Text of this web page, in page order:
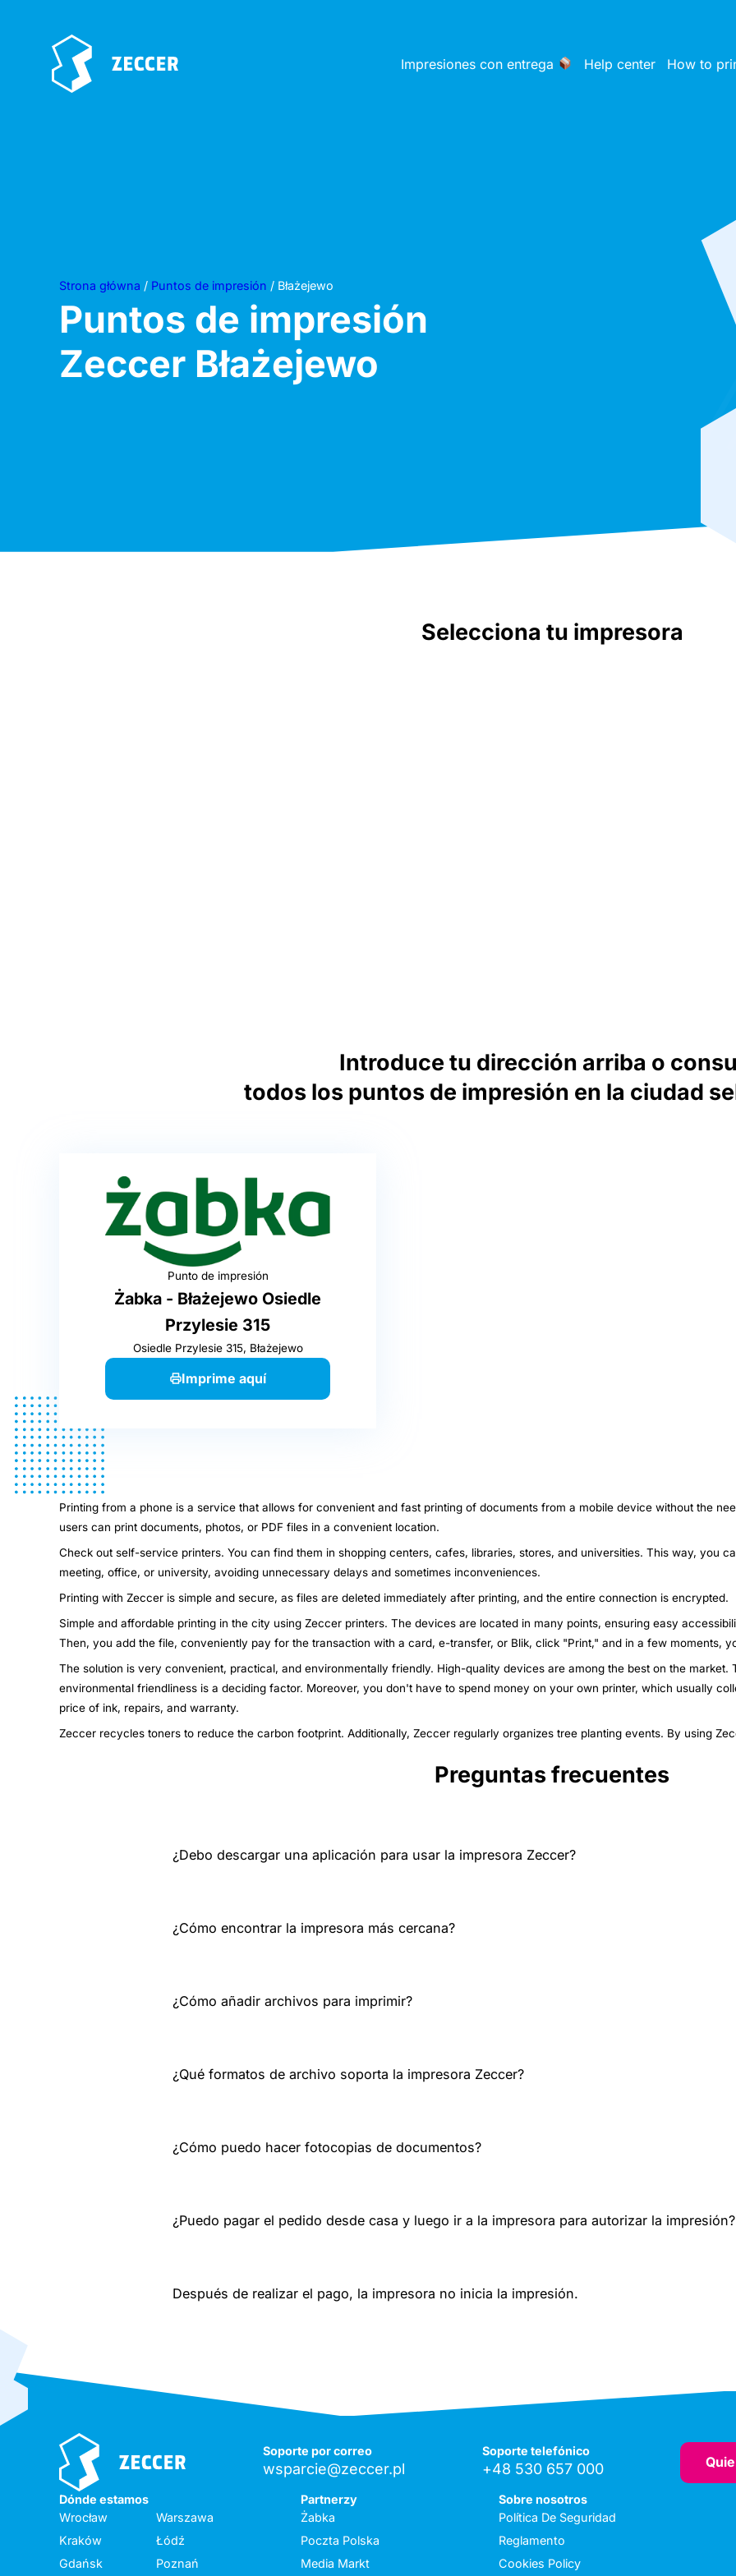
Impresiones con entrega Help center How to
Strona główna / Puntos de impresión / Błażejewo
Puntos de impresión
Zeccer Błażejewo
Selecciona tu impresora
Introduce tu dirección arriba o
todos los puntos de impresión en la ciudad
Punto de impresión
Żabka - Błażejewo Osiedle
Przylesie 315
Osiedle Przylesie 315, Błażejewo
Imprime aquí
Printing from a phone is a service that allows for convenient and fast printing of documents from a mobile device without the
users can print documents, photos, or PDF files in a convenient location.
Check out self-service printers. You can find them in shopping centers, cafes, libraries, stores, and universities. This way, you
meeting, office, or university, avoiding unnecessary delays and sometimes inconveniences.
Printing with Zeccer is simple and secure, as files are deleted immediately after printing, and the entire connection is encrypted.
Simple and affordable printing in the city using Zeccer printers. The devices are located in many points, ensuring easy
Then, you add the file, conveniently pay for the transaction with a card, e-transfer, or Blik, click "Print," and in a few moments,
The solution is very convenient, practical, and environmentally friendly. High-quality devices are among the best on the
environmental friendliness is a deciding factor. Moreover, you don't have to spend money on your own printer, which usually
price of ink, repairs, and warranty.
Zeccer recycles toners to reduce the carbon footprint. Additionally, Zeccer regularly organizes tree planting events. By using
Preguntas frecuentes
¿Debo descargar una aplicación para usar la impresora Zeccer?
¿Cómo encontrar la impresora más cercana?
¿Cómo añadir archivos para imprimir?
¿Qué formatos de archivo soporta la impresora Zeccer?
¿Cómo puedo hacer fotocopias de documentos?
¿Puedo pagar el pedido desde casa y luego ir a la impresora para autorizar la impresión?
Después de realizar el pago, la impresora no inicia la impresión.
Soporte por correo
wsparcie@zeccer.pl
Soporte telefónico
+48 530 657 000
Dónde estamos
Wrocław
Warszawa
Kraków
Łódź
Gdańsk
Poznań
Partnerzy
Żabka
Poczta Polska
Media Markt
Sobre nosotros
Política De Seguridad
Reglamento
Cookies Policy